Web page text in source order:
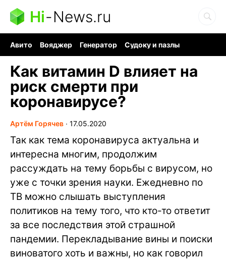
Hi-News.ru
Авито Вояджер Генератор
Судоку и пазлы
Как витамин D влияет на
риск смерти при
коронавирусе?
Артём Горячев ∙ 17.05.2020
Так как тема коронавируса актуальна и
интересна многим, продолжим
рассуждать на тему борьбы с вирусом, но
уже с точки зрения науки. Ежедневно по
ТВ можно слышать выступления
политиков на тему того, что кто-то ответит
за все последствия этой страшной
пандемии. Перекладывание вины и поиски
виноватого хоть и важны, но как говорил